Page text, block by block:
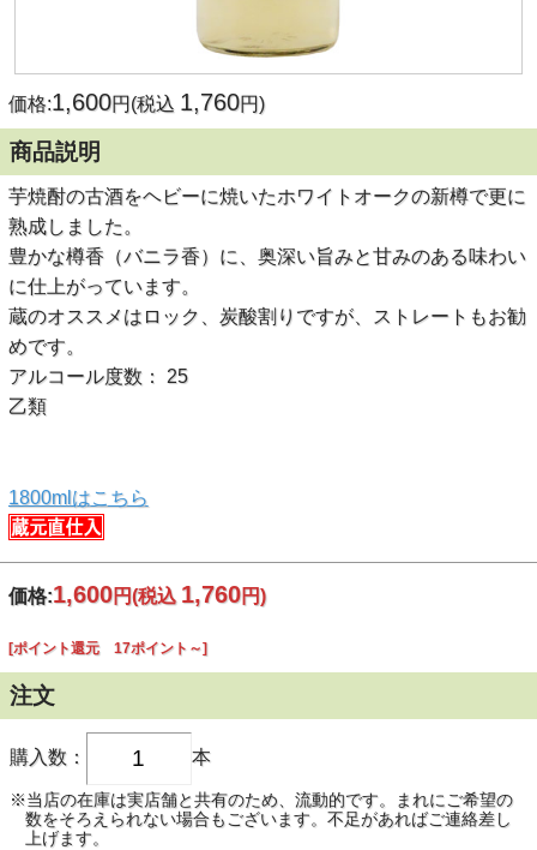
価格:1,600円(税込 1,760円)
商品説明
芋焼酎の古酒をヘビーに焼いたホワイトオークの新樽で更に
熟成しました。
豊かな樽香（バニラ香）に、奥深い旨みと甘みのある味わい
に仕上がっています。
蔵のオススメはロック、炭酸割りですが、ストレートもお勧
めです。
アルコール度数： 25
乙類
1800mlはこちら
価格:1,600円(税込 1,760円)
[ポイント還元 17ポイント～]
注文
購入数： 本
※当店の在庫は実店舗と共有のため、流動的です。まれにご希望の
数をそろえられない場合もございます。不足があればご連絡差し
上げます。